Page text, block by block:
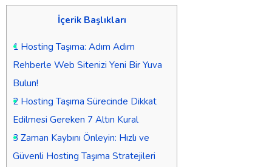
İçerik Başlıkları
1 Hosting Taşıma: Adım Adım
Rehberle Web Sitenizi Yeni Bir Yuva
Bulun!
2 Hosting Taşıma Sürecinde Dikkat
Edilmesi Gereken 7 Altın Kural
3 Zaman Kaybını Önleyin: Hızlı ve
Güvenli Hosting Taşıma Stratejileri